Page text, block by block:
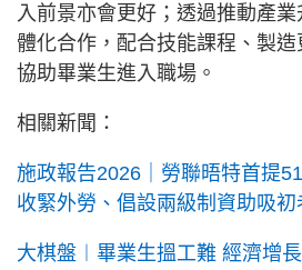
入前景亦會更好；透過推動產
體化合作，配合技能課程、製造
協助畢業生進入職場。
相關新聞：
施政報告2026｜勞聯晤特首提
收緊外勞、倡設兩級制資助吸
大棋盤︱畢業生搵工難 經濟增